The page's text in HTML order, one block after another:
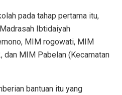
pada tahap pertama itu,
Ibtidaiyah
MIM rogowati, MIM
dan MIM Pabelan (Kecamatan
bantuan itu yang